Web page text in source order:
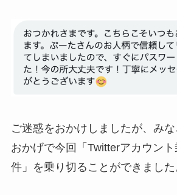
ご迷惑をおかけしましたが、み
おかげで今回「Twitterアカウン
件」を乗り切ることができました